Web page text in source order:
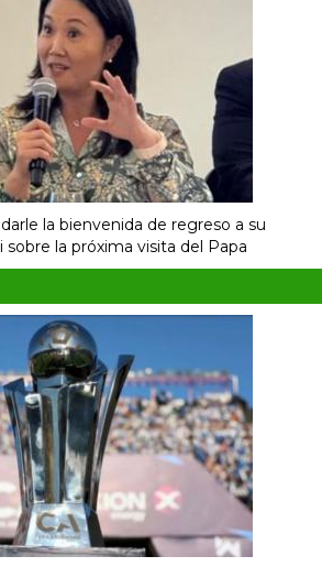
la bienvenida de regreso a su
sobre la próxima visita del Papa